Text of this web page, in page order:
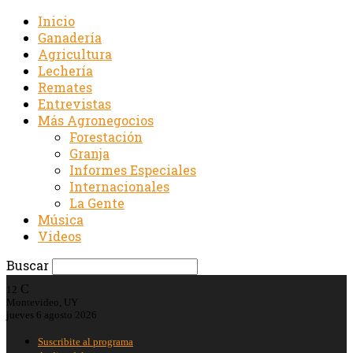
Inicio
Ganadería
Agricultura
Lechería
Remates
Entrevistas
Más Agronegocios
Forestación
Granja
Informes Especiales
Internacionales
La Gente
Música
Videos
Buscar
12 C
Montevideo, UY
jueves 6 agosto 2026
Suscribite al programa